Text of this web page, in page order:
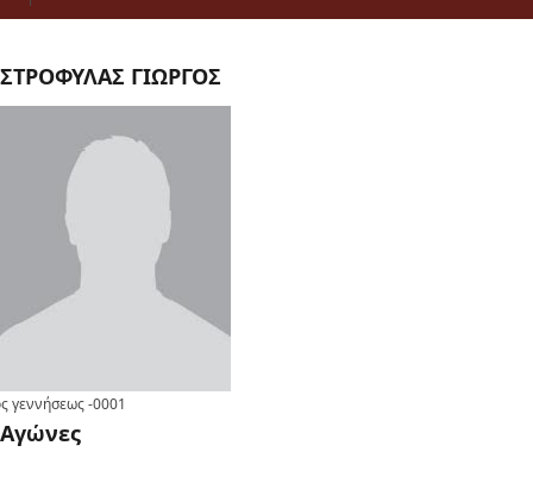
ΣΤΡΟΦΥΛΑΣ ΓΙΩΡΓΟΣ
γεννήσεως-0001
Αγώνες